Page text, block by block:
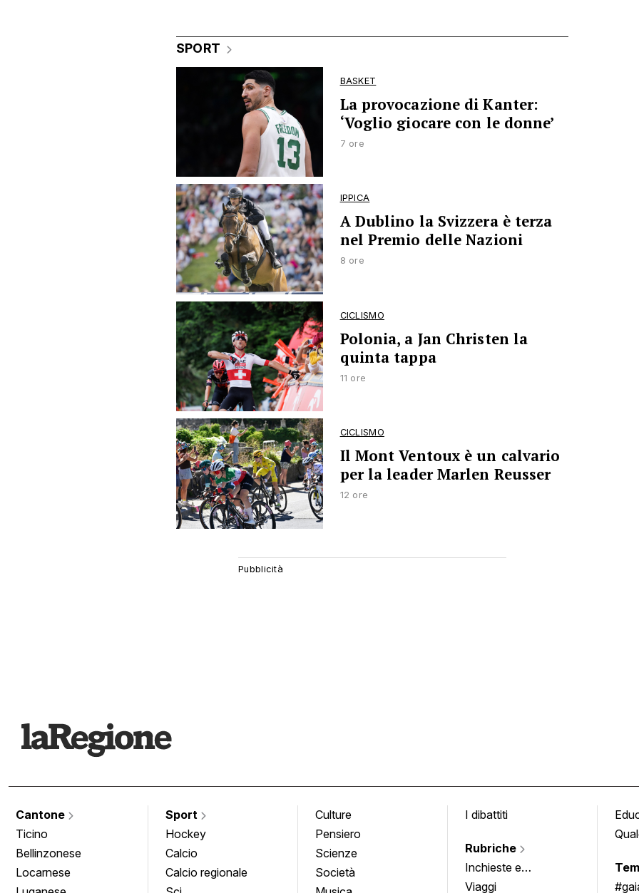
SPORT
BASKET
La provocazione di Kanter:
‘Voglio giocare con le donne’
7 ore
IPPICA
A Dublino la Svizzera è terza
nel Premio delle Nazioni
8 ore
CICLISMO
Polonia, a Jan Christen la
quinta tappa
11 ore
CICLISMO
Il Mont Ventoux è un calvario
per la leader Marlen Reusser
12 ore
Cantone
Ticino
Bellinzonese
Locarnese
Sport
Hockey
Calcio
Calcio regionale
Culture
Pensiero
Scienze
Società
I dibattiti
Rubriche
Inchieste e
approfondimenti
Viaggi